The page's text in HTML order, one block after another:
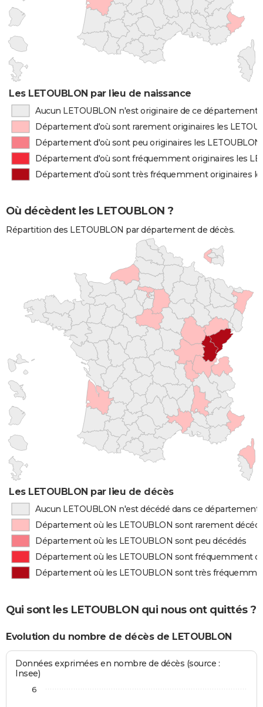
Les LETOUBLON par lieu de naissance
Aucun LETOUBLON n'est originaire de ce département
Département d'où sont rarement originaires les
Département d'où sont peu originaires les LETOUBLON
Département d'où sont fréquemment originaires les
Département d'où sont très fréquemment originaires
Où décèdent les LETOUBLON ?
Répartition des LETOUBLON par département de décès.
Les LETOUBLON par lieu de décès
Aucun LETOUBLON n'est décédé dans ce département
Département où les LETOUBLON sont rarement
Département où les LETOUBLON sont peu décédés
Département où les LETOUBLON sont fréquemment
Département où les LETOUBLON sont très
Qui sont les LETOUBLON qui nous ont quittés ?
Evolution du nombre de décès de LETOUBLON
Données exprimées en nombre de décès (source :
Insee)
6